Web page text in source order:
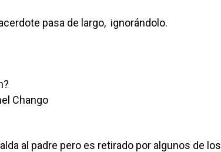
pasa de largo, ignorándolo.
Chango
al padre pero es retirado por algunos de los